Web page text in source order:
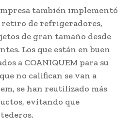
también implementó
de refrigeradores,
de gran tamaño desde
Los que están en buen
a COANIQUEM para su
no califican se van a
se han reutilizado más
evitando que